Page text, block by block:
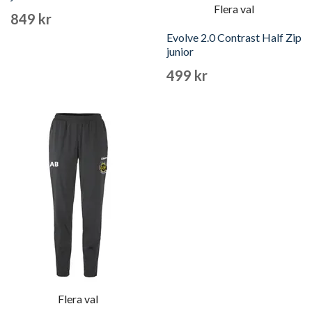
849 kr
Flera val
Evolve 2.0 Contrast Half Zip
junior
499 kr
Flera val